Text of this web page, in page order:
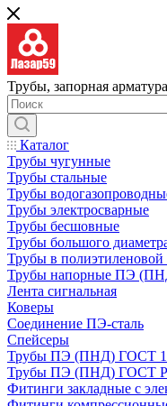
Трубы, запорная
Каталог
Трубы чугунные
Трубы стальные
Трубы
Трубы электросварные
Трубы бесшовные
Трубы большого
Трубы в полиэтиленовой
Трубы напорные ПЭ
Лента сигнальная
Коверы
Соединение ПЭ-сталь
Спейсеры
Трубы ПЭ (ПНД) ГОСТ
Трубы ПЭ (ПНД) ГОСТ Р
Фитинги закладные с